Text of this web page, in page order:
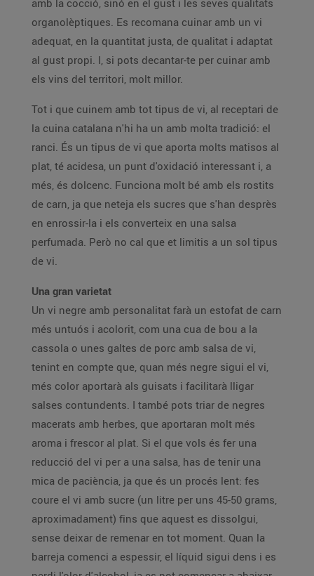
amb la cocció, sinó en el gust i les seves qualitats
organolèptiques. Es recomana cuinar amb un vi
adequat, en la quantitat justa, de qualitat i adaptat
al gust propi. I, si pots decantar-te per cuinar amb
els vins del territori, molt millor.
Tot i que cuinem amb tot tipus de vi, al receptari de
la cuina catalana n'hi ha un amb molta tradició: el
ranci. És un tipus de vi que aporta molts matisos al
plat, té acidesa, un punt d'oxidació interessant i, a
més, és dolcenc. Funciona molt bé amb els rostits
de carn, ja que neteja els sucres que s'han desprès
en enrossir-la i els converteix en una salsa
perfumada. Però no cal que et limitis a un sol tipus
de vi.
Una gran varietat
Un vi negre amb personalitat farà un estofat de carn
més untuós i acolorit, com una cua de bou a la
cassola o unes galtes de porc amb salsa de vi,
tenint en compte que, quan més negre sigui el vi,
més color aportarà als guisats i facilitarà lligar
salses contundents. I també pots triar de negres
macerats amb herbes, que aportaran molt més
aroma i frescor al plat. Si el que vols és fer una
reducció del vi per a una salsa, has de tenir una
mica de paciència, ja que és un procés lent: fes
coure el vi amb sucre (un litre per uns 45-50 grams,
aproximadament) fins que aquest es dissolgui,
sense deixar de remenar en tot moment. Quan la
barreja comenci a espessir, el líquid sigui dens i es